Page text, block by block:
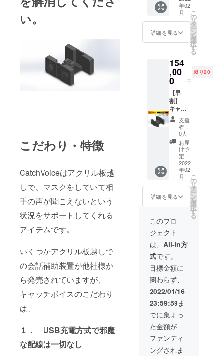
い。
こだわり・特徴
CatchVoiceはアクリル板越
しで、マスクをしていて相
手の声が聞こえないという
状況をサポートしてくれる
アイテムです。
いくつかアクリル板越しで
の会話補助装置が他社様か
ら発売されていますが、
キャッチボイスのこだわり
は、
１． USB充電方式で邪魔
な配線は一切なし
におけ
るリス
ク プロ
ジェク
け速や
かに配
送を開
始させ
て頂き
ます
が、想
定を上
回る応
援購入
が来た
際は配
送が送
れる場
合があ
りま
す。
す。
【一般
販売価
格
110,000
円の
F】 ◆
付属品
USB充
電ケー
ブル ・
配送時
期 2022
年1月か
ら2月を
予定し
ており
ます。
・配送
におけ
るリス
ク プロ
ジェク
ト終了
後に出
来るだ
け速や
かに配
送を開
始させ
て頂き
ます
が、想
定を上
回る応
援購入
が来た
際は配
送が送
れる場
合があ
りま
す。
年02
月
詳細を見る
こ
の
リ
タ
ー
ン
を
選
択
す
る
154
,00
0 円
残り20
【早
割】
キャッ
チボイ
ス10個
価格は
税込、
送料込
みとな
りま
す。
【一般
販売価
格
220,000
円の
30％OF
F】 ◆
付属品
USB充
電ケー
ブル ・
配送時
期 2022
年1月か
ら2月を
予定し
ており
ます。
・配送
におけ
るリス
ク プロ
ジェク
支援
者：
0人
お届
け予
定：
2022
年02
月
詳細を見る
こ
の
リ
タ
ー
ン
を
選
択
す
る
このプロ
ジェクト
は、 All-In方
式です。
目標金額に
関わらず、
2022/01/16
23:59:59ま
でに集まっ
た金額が
ファンディ
ングされま